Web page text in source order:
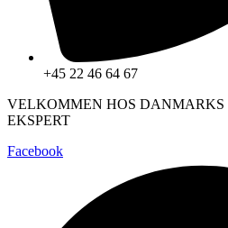
+45 22 46 64 67
VELKOMMEN HOS
EKSPERT
Facebook